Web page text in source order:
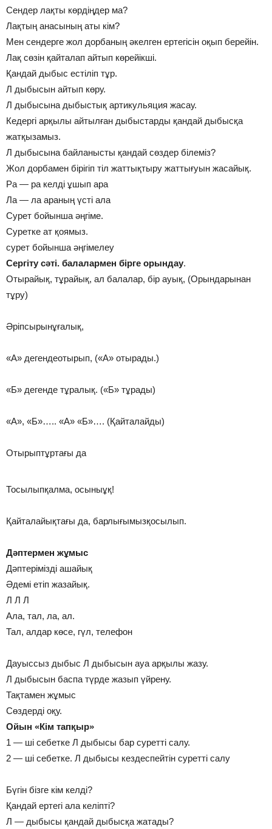
Сендер лақты көрдіңдер ма?
Лақтың анасының аты кім?
Мен сендерге жол дорбаның әкелген ертегісін оқып берейін.
Лақ сөзін қайталап айтып көрейікші.
Қандай дыбыс естіліп тұр.
Л дыбысын айтып көру.
Л дыбысына дыбыстық артикульяция жасау.
Кедергі арқылы айтылған дыбыстарды қандай дыбысқа
жатқызамыз.
Л дыбысына байланысты қандай сөздер білеміз?
Жол дорбамен бірігіп тіл жаттықтыру жаттығуын жасайық.
Ра — ра келді ұшып ара
Ла — ла араның үсті ала
Сурет бойынша әңгіме.
Суретке ат қоямыз.
сурет бойынша әңгімелеу
Сергіту сәті. балалармен бірге орындау.
Отырайық, тұрайық, ал балалар, бір ауық, (Орындарынан
тұру)
Әріпсырынұғалық,
«А» дегендеотырып, («А» отырады.)
«Б» дегенде тұралық. («Б» тұрады)
«А», «Б»….. «А» «Б»…. (Қайталайды)
Отырыптұртағы да
Тосылыпқалма, осыныұқ!
Қайталайықтағы да, барлығымызқосылып.
Дәптермен жұмыс
Дәптерімізді ашайық
Әдемі етіп жазайық.
Л Л Л
Ала, тал, ла, ал.
Тал, алдар көсе, гүл, телефон
Дауыссыз дыбыс Л дыбысын ауа арқылы жазу.
Л дыбысын баспа түрде жазып үйрену.
Тақтамен жұмыс
Сөздерді оқу.
Ойын «Кім тапқыр»
1 — ші себетке Л дыбысы бар суретті салу.
2 — ші себетке. Л дыбысы кездеспейтін суретті салу
Бүгін бізге кім келді?
Қандай ертегі ала келіпті?
Л — дыбысы қандай дыбысқа жатады?